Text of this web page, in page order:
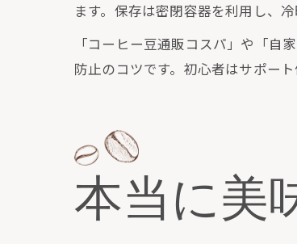
ます。保存は密閉容器を利用し、
「コーヒー豆通販コスパ」や「自
防止のコツです。初心者はサポー
本当に美